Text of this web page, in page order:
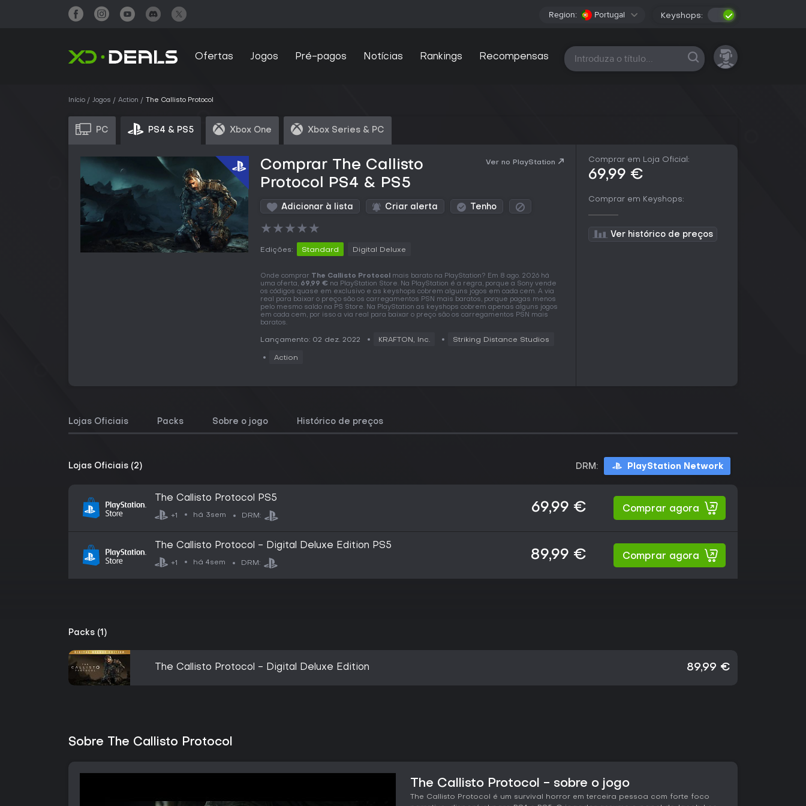
Region: Portugal Keyshops:
Ofertas Jogos Pré-pagos Notícias Rankings Recompensas Todas as plataformas
Início Jogos Action The Callisto Protocol
PC PS4 & PS5 Xbox One Xbox Series & PC
Comprar The Callisto
Protocol PS4 & PS5
Ver no PlayStation
Adicionar à lista Criar alerta Tenho
★★★★★
Edições: Standard Digital Deluxe
Onde comprar The Callisto Protocol
mais barato na PlayStation? Em 8 ago. 2026 há
uma oferta, 69,99 € na PlayStation Store. Na PlayStation é a regra, porque a Sony vende
os códigos quase em exclusivo e as keyshops cobrem alguns jogos em cada cem. A via
real para baixar o preço são os carregamentos PSN mais baratos, porque pagas menos
pelo mesmo saldo na PS Store. Na PlayStation as keyshops cobrem apenas alguns jogos
em cada cem, por isso a via real para baixar o preço são os carregamentos PSN mais
baratos.
Lançamento: 02 dez. 2022 KRAFTON, Inc. Striking Distance Studios
Action
Comprar em Loja Oficial:
69,99 €
Comprar em Keyshops:
Ver histórico de preços
Lojas Oficiais Packs Sobre o jogo Histórico de preços
Lojas Oficiais (2) DRM: PlayStation Network
The Callisto Protocol PS5
+1 há 3sem DRM:
69,99 € Comprar agora
The Callisto Protocol - Digital Deluxe Edition PS5
+1 há 4sem DRM:
89,99 € Comprar agora
Packs (1)
The Callisto Protocol - Digital Deluxe Edition 89,99 €
Sobre The Callisto Protocol
The Callisto Protocol - sobre o jogo
The Callisto Protocol é um survival horror em terceira pessoa com forte foco